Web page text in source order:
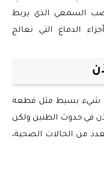
السمعي الذي يربط
الدماغ التي تعالج
شيء بسيط مثل قطعة
في حدوث الطنين ولكن
من الحالات الصحية،